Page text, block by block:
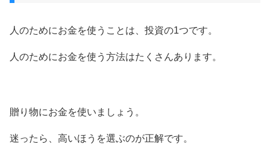
人のためにお金を使うことは、投資の1つです。
人のためにお金を使う方法はたくさんあります。
贈り物にお金を使いましょう。
迷ったら、高いほうを選ぶのが正解です。